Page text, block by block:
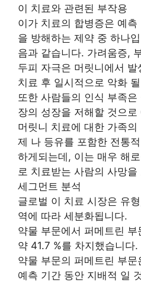
이 치료와 관련된 부작용
이가 치료의 합병증은 예
을 방해하는 제약 중 하나
음과 같습니다. 가려움증,
두피 자극은 머릿니에서
치료 후 일시적으로 악화
또한 사람들의 인식 부족
장의 성장을 저해할 것으
머릿니 치료에 대한 가족
제 나 등유를 포함한 전통
하게되는데, 이는 매우 해
로 치료받는 사람의 사망
세그먼트 분석
글로벌 이 치료 시장은 유
역에 따라 세분화됩니다.
약물 부문에서 퍼메트린
약 41.7 %를 차지했습니다.
약물 부문의 퍼메트린 부
예측 기간 동안 지배적 일